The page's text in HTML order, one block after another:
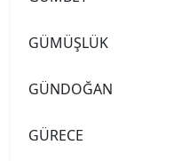
GÜMÜŞLÜK
GÜNDOĞAN
GÜRECE